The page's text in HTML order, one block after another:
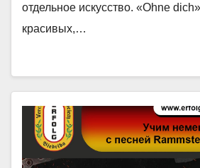
отдельное искусство. «Ohne
красивых,…